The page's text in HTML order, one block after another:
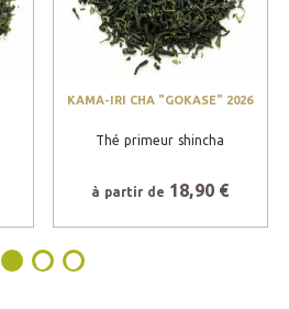
KAMA-IRI CHA "GOKASE" 2026
Thé primeur shincha
à partir de 18,90 €